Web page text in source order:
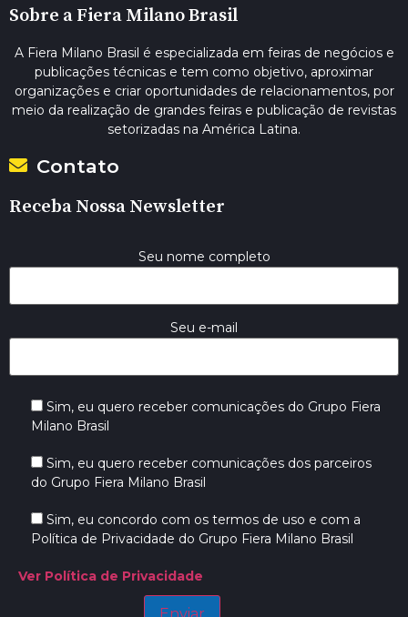
Sobre a Fiera Milano Brasil
A Fiera Milano Brasil é especializada em feiras de negócios e
publicações técnicas e tem como objetivo, aproximar
organizações e criar oportunidades de relacionamentos, por
meio da realização de grandes feiras e publicação de revistas
setorizadas na América Latina.
Contato
Receba Nossa Newsletter
Seu nome completo
Seu e-mail
Sim, eu quero receber comunicações do Grupo Fiera
Milano Brasil
Sim, eu quero receber comunicações dos parceiros
do Grupo Fiera Milano Brasil
Sim, eu concordo com os termos de uso e com a
Política de Privacidade do Grupo Fiera Milano Brasil
Ver Política de Privacidade